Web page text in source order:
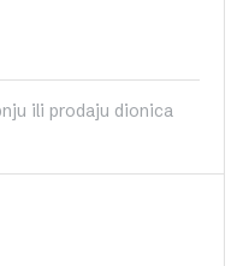
ili prodaju dionica